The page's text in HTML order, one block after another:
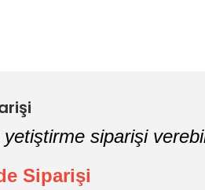
siparişi
Siparişi